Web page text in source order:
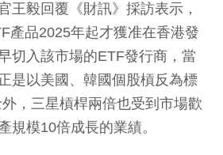
王毅回覆《財訊》採訪表示，
產品2025年起才獲准在香港發
切入該市場的ETF發行商，當
是以美國、韓國個股槓反為標
，三星槓桿兩倍也受到市場歡
規模10倍成長的業績。